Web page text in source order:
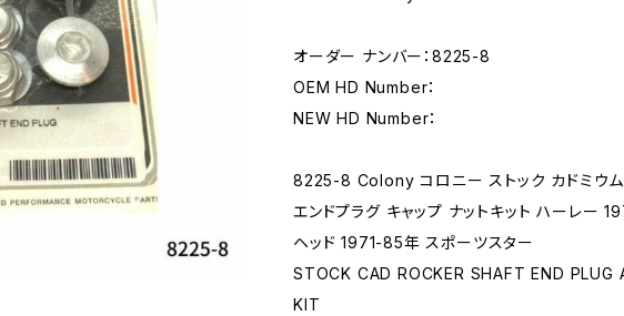
オーダー ナンバー：8225-8
OEM HD Number：
NEW HD Number：
8225-8 Colony コロニー ストック カドミウム
エンドプラグ キャップ ナットキット ハーレー
ヘッド 1971-85年 スポーツスター
STOCK CAD ROCKER SHAFT END PLUG
KIT